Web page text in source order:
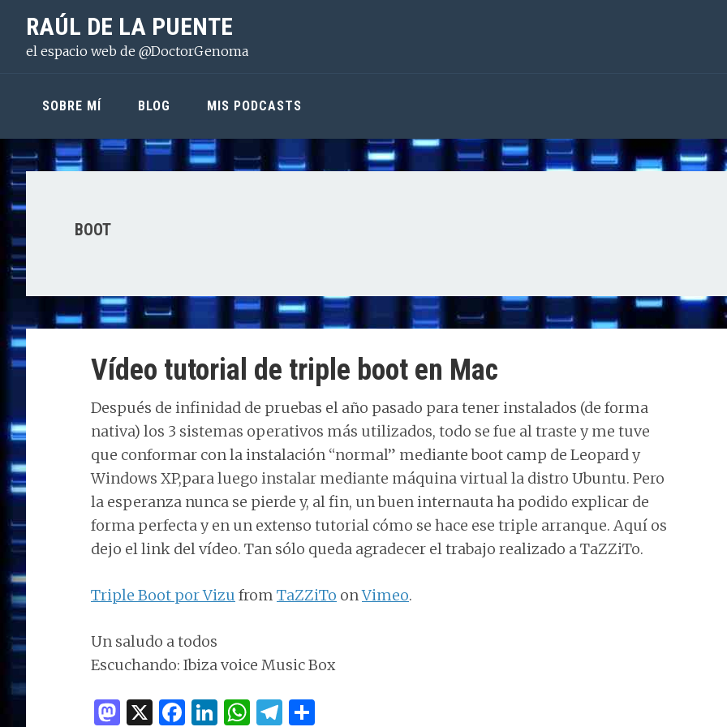
principal
contenido
lateral
RAÚL DE LA PUENTE
el espacio web de @DoctorGenoma
SOBRE MÍ BLOG MIS PODCASTS
BOOT
Vídeo tutorial de triple boot en Mac
Después de infinidad de pruebas el año pasado para tener instalados (de forma
nativa) los 3 sistemas operativos más utilizados, todo se fue al traste y me tuve
que conformar con la instalación “normal” mediante boot camp de Leopard y
Windows XP,para luego instalar mediante máquina virtual la distro Ubuntu. Pero
la esperanza nunca se pierde y, al fin, un buen internauta ha podido explicar de
forma perfecta y en un extenso tutorial cómo se hace ese triple arranque. Aquí os
dejo el link del vídeo. Tan sólo queda agradecer el trabajo realizado a TaZZiTo.
Triple Boot por Vizu from TaZZiTo onVimeo.
Un saludo a todos
Escuchando: Ibiza voice Music Box
M X F
Li W T